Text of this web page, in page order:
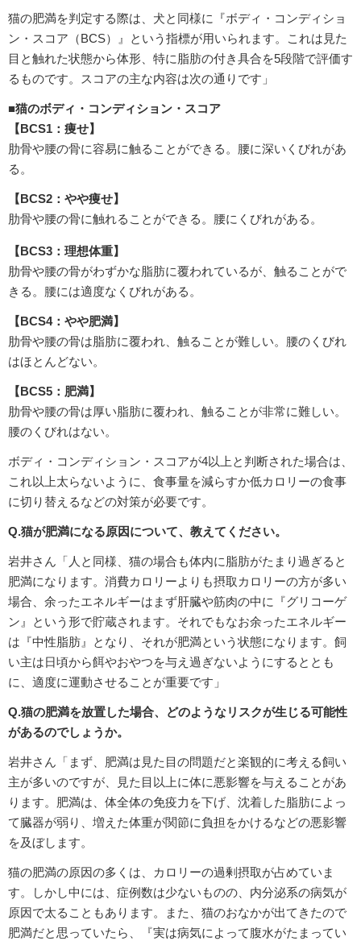
猫の肥満を判定する際は、犬と同様に『ボディ・コンディショ
ン・スコア（BCS）』という指標が用いられます。これは見た
目と触れた状態から体形、特に脂肪の付き具合を5段階で評価す
るものです。スコアの主な内容は次の通りです」
■猫のボディ・コンディション・スコア
【BCS1：痩せ】
肋骨や腰の骨に容易に触ることができる。腰に深いくびれがあ
る。
【BCS2：やや痩せ】
肋骨や腰の骨に触れることができる。腰にくびれがある。
【BCS3：理想体重】
肋骨や腰の骨がわずかな脂肪に覆われているが、触ることがで
きる。腰には適度なくびれがある。
【BCS4：やや肥満】
肋骨や腰の骨は脂肪に覆われ、触ることが難しい。腰のくびれ
はほとんどない。
【BCS5：肥満】
肋骨や腰の骨は厚い脂肪に覆われ、触ることが非常に難しい。
腰のくびれはない。
ボディ・コンディション・スコアが4以上と判断された場合は、
これ以上太らないように、食事量を減らすか低カロリーの食事
に切り替えるなどの対策が必要です。
Q.猫が肥満になる原因について、教えてください。
岩井さん「人と同様、猫の場合も体内に脂肪がたまり過ぎると
肥満になります。消費カロリーよりも摂取カロリーの方が多い
場合、余ったエネルギーはまず肝臓や筋肉の中に『グリコーゲ
ン』という形で貯蔵されます。それでもなお余ったエネルギー
は『中性脂肪』となり、それが肥満という状態になります。飼
い主は日頃から餌やおやつを与え過ぎないようにするととも
に、適度に運動させることが重要です」
Q.猫の肥満を放置した場合、どのようなリスクが生じる可能性
があるのでしょうか。
岩井さん「まず、肥満は見た目の問題だと楽観的に考える飼い
主が多いのですが、見た目以上に体に悪影響を与えることがあ
ります。肥満は、体全体の免疫力を下げ、沈着した脂肪によっ
て臓器が弱り、増えた体重が関節に負担をかけるなどの悪影響
を及ぼします。
猫の肥満の原因の多くは、カロリーの過剰摂取が占めていま
す。しかし中には、症例数は少ないものの、内分泌系の病気が
原因で太ることもあります。また、猫のおなかが出てきたので
肥満だと思っていたら、『実は病気によって腹水がたまってい